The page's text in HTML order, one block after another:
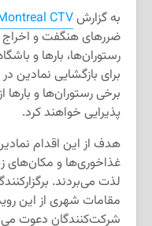
به گزارشCTV
ضررهای هنگفت و اخراج
رستوران‌ها، بارها و
برای بازگشایی نمادین
پذیرایی خواهند کرد.
هدف از این اقدام
غذاخوری‌ها و مکان‌های
لذت می‌بردند.
مقامات شهری از این
شرکت‌کنندگان دعوت